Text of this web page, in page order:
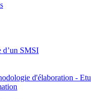
d’un SMSI
d'élaboration -